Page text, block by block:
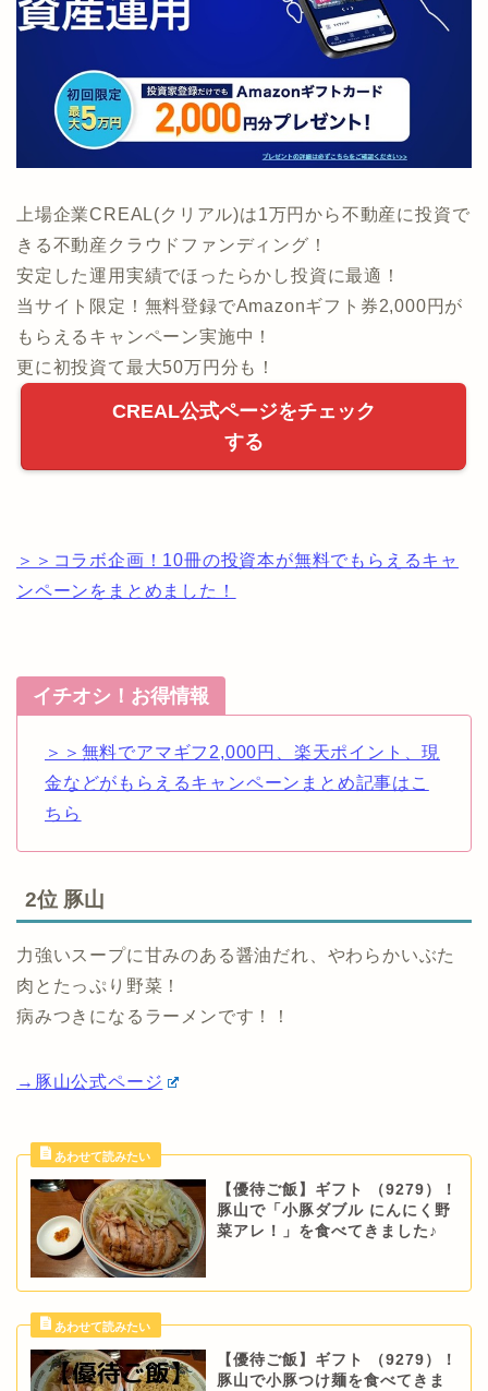
上場企業CREAL(クリアル)は1万円から不動産に投資で
きる不動産クラウドファンディング！
安定した運用実績でほったらかし投資に最適！
当サイト限定！無料登録でAmazonギフト券2,000円が
もらえるキャンペーン実施中！
更に初投資て最大50万円分も！
CREAL公式ページをチェック
する
＞＞コラボ企画！10冊の投資本が無料でもらえるキャ
ンペーンをまとめました！
イチオシ！お得情報
＞＞無料でアマギフ2,000円、楽天ポイント、現
金などがもらえるキャンペーンまとめ記事はこ
ちら
2位 豚山
力強いスープに甘みのある醤油だれ、やわらかいぶた
肉とたっぷり野菜！
病みつきになるラーメンです！！
→豚山公式ページ
【優待ご飯】ギフト （9279）！
豚山で「小豚ダブル にんにく野
菜アレ！」を食べてきました♪
【優待ご飯】ギフト （9279）！
豚山で小豚つけ麺を食べてきま